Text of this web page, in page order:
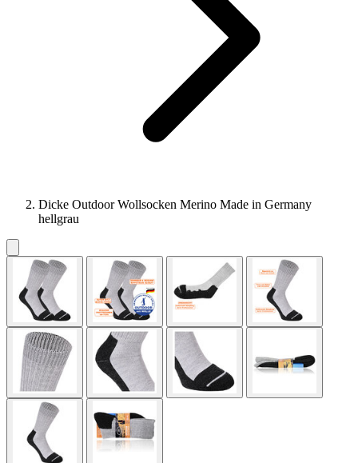
Dicke Outdoor Wollsocken Merino Made in Germany
hellgrau